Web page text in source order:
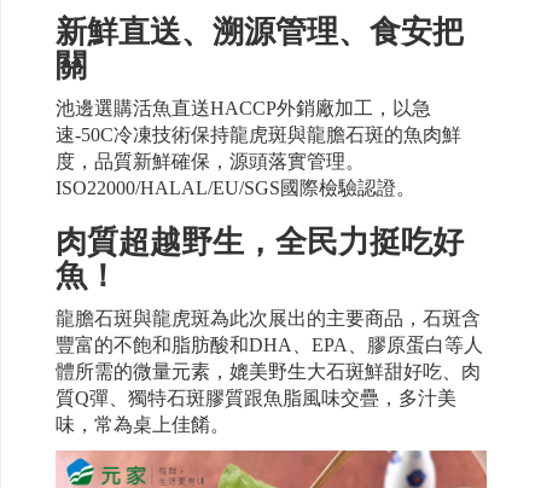
新鮮直送、溯源管理、食安把
關
池邊選購活魚直送HACCP外銷廠加工，以急
速-50C冷凍技術保持龍虎斑與龍膽石斑的魚肉鮮
度，品質新鮮確保，源頭落實管理。
ISO22000/HALAL/EU/SGS國際檢驗認證。
肉質超越野生，全民力挺吃好
魚！
龍膽石斑與龍虎斑為此次展出的主要商品，石斑含
豐富的不飽和脂肪酸和DHA、EPA、膠原蛋白等人
體所需的微量元素，媲美野生大石斑鮮甜好吃、肉
質Q彈、獨特石斑膠質跟魚脂風味交疊，多汁美
味，常為桌上佳餚。